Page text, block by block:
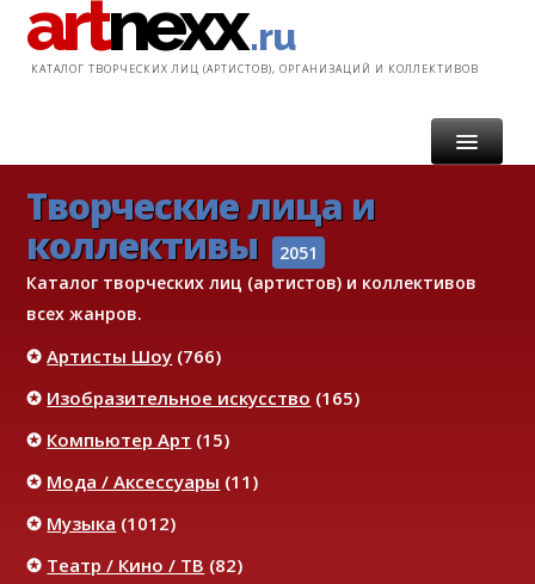
artnexx.ru
КАТАЛОГ ТВОРЧЕСКИХ ЛИЦ (АРТИСТОВ), ОРГАНИЗАЦИЙ И КОЛЛЕКТИВОВ
ГЛАВНАЯ
КАТАЛОГ
ИНФОРМАЦИЯ
КОНТАКТ
Творческие лица и
коллективы
2051
Каталог творческих лиц (артистов) и коллективов
всех жанров.
✪Артисты Шоу (766)
✪ Изобразительное искусство (165)
✪ Компьютер Арт (15)
✪ Мода / Аксессуары (11)
✪ Музыка (1012)
✪ Театр / Кино / ТВ (82)